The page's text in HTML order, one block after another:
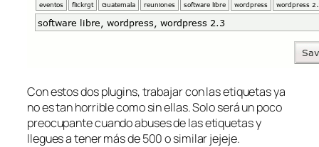
Con estos dos plugins, trabajar con las etiquetas ya
no es tan horrible como sin ellas. Solo será un poco
preocupante cuando abuses de las etiquetas y
llegues a tener más de 500 o similar jejeje.